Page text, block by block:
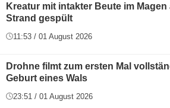
Kreatur mit intakter Beute im Magen
Strand gespült
11:53 / 01 August 2026
Drohne filmt zum ersten Mal
Geburt eines Wals
23:51 / 01 August 2026